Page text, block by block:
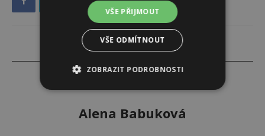
Alena Babuková
VŠE PŘIJMOUT
VŠE ODMÍTNOUT
ZOBRAZIT PODROBNOSTI